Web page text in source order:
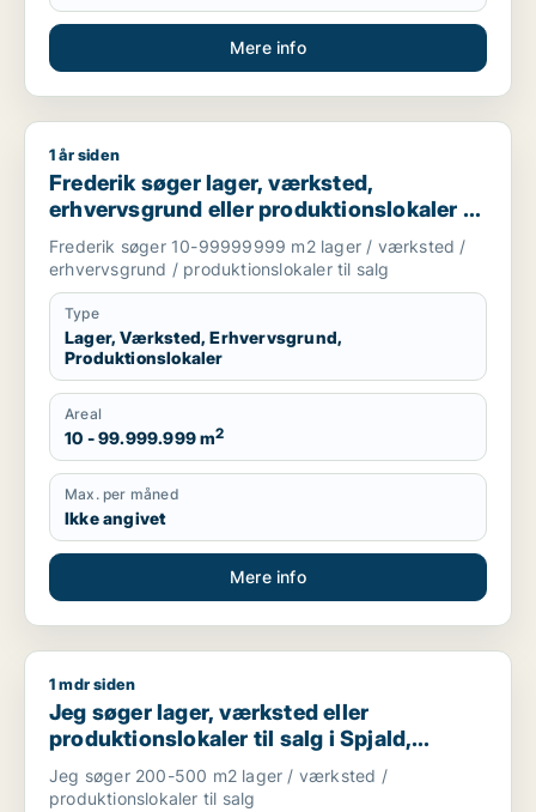
Mere info
Frederik søger lager, værksted, erhvervsgrund eller
1 år siden
Frederik søger lager, værksted,
erhvervsgrund eller produktionslokaler til
salg i Holstebro, Thisted eller Skive m.fl.
Frederik søger 10-99999999 m2 lager / værksted /
erhvervsgrund / produktionslokaler til salg
Type
Lager, Værksted, Erhvervsgrund,
Produktionslokaler
Areal
10 - 99.999.999 m2
Max. per måned
Ikke angivet
Mere info
Jeg søger lager, værksted eller produktionslokaler til salg i
1 mdr siden
Jeg søger lager, værksted eller
produktionslokaler til salg i Spjald,
Ørnhøj eller Tim m.fl.
Jeg søger 200-500 m2 lager / værksted /
produktionslokaler til salg